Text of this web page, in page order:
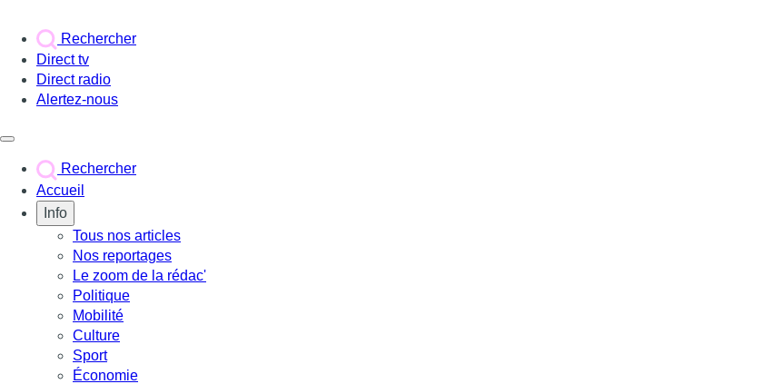
Rechercher
Direct tv
Direct radio
Alertez-nous
Rechercher
Accueil
Info
Tous nos articles
Nos reportages
Le zoom de la rédac'
Politique
Mobilité
Culture
Sport
Économie